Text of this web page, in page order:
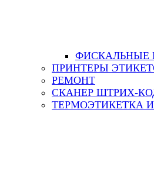
ФИСКАЛЬНЫЕ
ПРИНТЕРЫ
РЕМОНТ
СКАНЕР ШТРИХ-
ТЕРМОЭТИКЕТКА